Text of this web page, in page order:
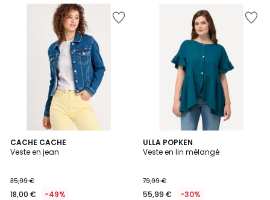
CACHE CACHE
Veste en jean
35,99 €
18,00 € -49%
ULLA POPKEN
Veste en lin mélangé
79,99 €
55,99 € -30%